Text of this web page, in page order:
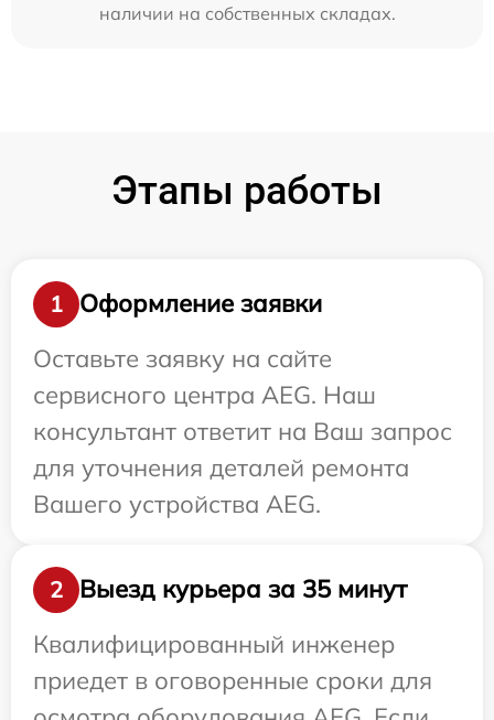
наличии на собственных складах.
Этапы работы
1
Оформление заявки
Оставьте заявку на сайте
сервисного центра AEG. Наш
консультант ответит на Ваш запрос
для уточнения деталей ремонта
Вашего устройства AEG.
2
Выезд курьера за 35 минут
Квалифицированный инженер
приедет в оговоренные сроки для